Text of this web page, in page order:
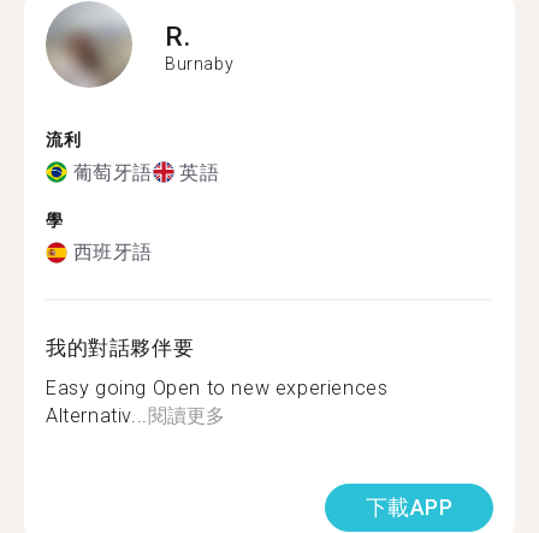
R.
Burnaby
流利
葡萄牙語 英語
學
西班牙語
我的對話夥伴要
Easy going Open to new experiences
Alternativ...閱讀更多
下載APP